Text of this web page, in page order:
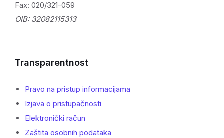
Fax: 020/321-059
OIB: 32082115313
Transparentnost
Pravo na pristup informacijama
Izjava o pristupačnosti
Elektronički račun
Zaštita osobnih podataka